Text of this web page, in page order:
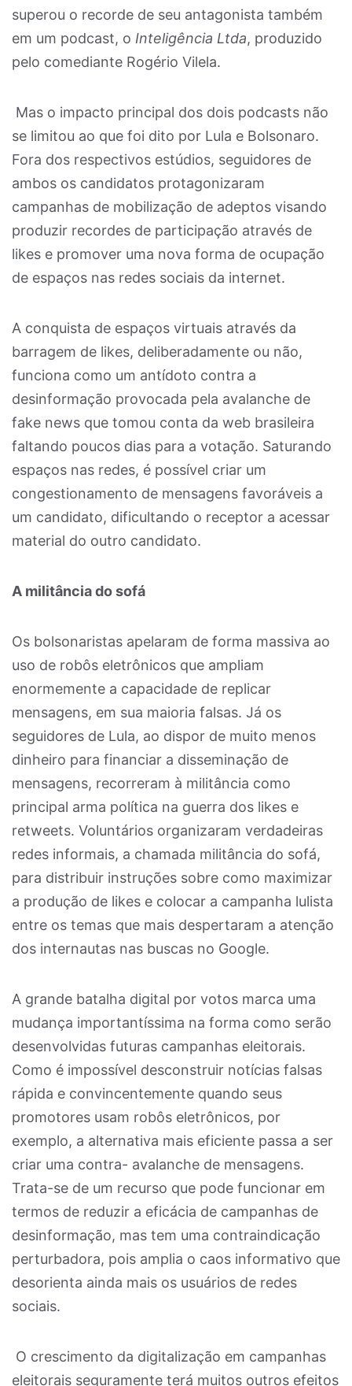
superou o recorde de seu antagonista também
em um podcast, o Inteligência Ltda, produzido
pelo comediante Rogério Vilela.
Mas o impacto principal dos dois podcasts não
se limitou ao que foi dito por Lula e Bolsonaro.
Fora dos respectivos estúdios, seguidores de
ambos os candidatos protagonizaram
campanhas de mobilização de adeptos visando
produzir recordes de participação através de
likes e promover uma nova forma de ocupação
de espaços nas redes sociais da internet.
A conquista de espaços virtuais através da
barragem de likes, deliberadamente ou não,
funciona como um antídoto contra a
desinformação provocada pela avalanche de
fake news que tomou conta da web brasileira
faltando poucos dias para a votação. Saturando
espaços nas redes, é possível criar um
congestionamento de mensagens favoráveis a
um candidato, dificultando o receptor a acessar
material do outro candidato.
A militância do sofá
Os bolsonaristas apelaram de forma massiva ao
uso de robôs eletrônicos que ampliam
enormemente a capacidade de replicar
mensagens, em sua maioria falsas. Já os
seguidores de Lula, ao dispor de muito menos
dinheiro para financiar a disseminação de
mensagens, recorreram à militância como
principal arma política na guerra dos likes e
retweets. Voluntários organizaram verdadeiras
redes informais, a chamada militância do sofá,
para distribuir instruções sobre como maximizar
a produção de likes e colocar a campanha lulista
entre os temas que mais despertaram a atenção
dos internautas nas buscas no Google.
A grande batalha digital por votos marca uma
mudança importantíssima na forma como serão
desenvolvidas futuras campanhas eleitorais.
Como é impossível desconstruir notícias falsas
rápida e convincentemente quando seus
promotores usam robôs eletrônicos, por
exemplo, a alternativa mais eficiente passa a ser
criar uma contra- avalanche de mensagens.
Trata-se de um recurso que pode funcionar em
termos de reduzir a eficácia de campanhas de
desinformação, mas tem uma contraindicação
perturbadora, pois amplia o caos informativo que
desorienta ainda mais os usuários de redes
sociais.
O crescimento da digitalização em campanhas
eleitorais seguramente terá muitos outros efeitos